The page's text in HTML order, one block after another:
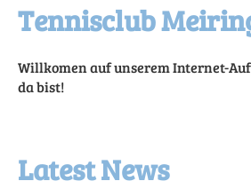
Tennisclub
Willkomen auf unserem Internet-
da bist!
Latest News